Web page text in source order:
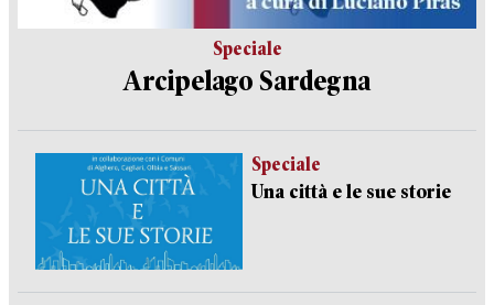
Speciale
Arcipelago Sardegna
Speciale
Una città e le sue storie